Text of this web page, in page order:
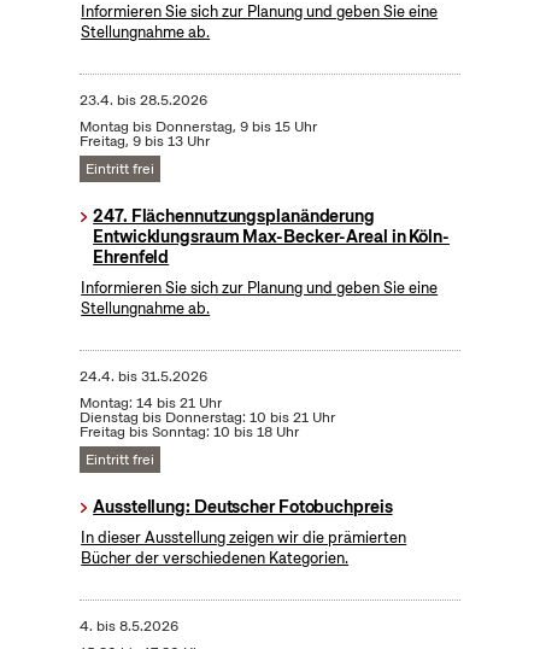
Informieren Sie sich zur Planung und geben Sie eine
Stellungnahme ab.
23.4. bis28.5.2026
Montag bis Donnerstag, 9 bis 15 Uhr
Freitag, 9 bis 13 Uhr
Eintritt frei
247. Flächennutzungsplanänderung
Entwicklungsraum Max-Becker-Areal in Köln-
Ehrenfeld
Informieren Sie sich zur Planung und geben Sie eine
Stellungnahme ab.
24.4. bis31.5.2026
Montag: 14 bis 21 Uhr
Dienstag bis Donnerstag: 10 bis 21 Uhr
Freitag bis Sonntag: 10 bis 18 Uhr
Eintritt frei
Ausstellung: Deutscher Fotobuchpreis
In dieser Ausstellung zeigen wir die prämierten
Bücher der verschiedenen Kategorien.
4. bis8.5.2026